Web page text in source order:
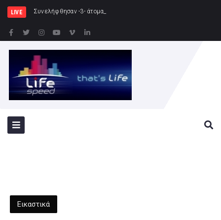
LIVE Συνελήφθησαν -3- άτομα για καλλιέργεια δενδρυλλίων
Εικαστικά